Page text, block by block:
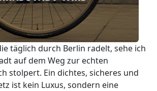
täglich durch Berlin radelt, sehe ich
auf dem Weg zur echten
stolpert. Ein dichtes, sicheres und
ist kein Luxus, sondern eine